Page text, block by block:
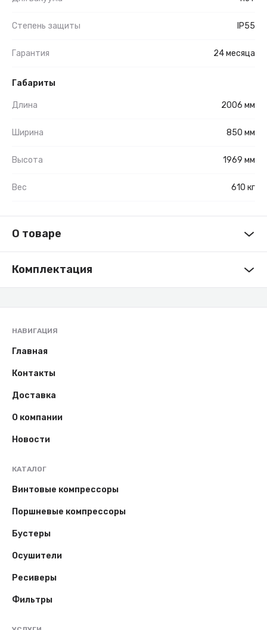
Степень защиты IP55
Гарантия 24 месяца
Габариты
Длина 2006 мм
Ширина 850 мм
Высота 1969 мм
Вес 610 кг
О товаре
Комплектация
НАВИГАЦИЯ
Главная
Контакты
Доставка
О компании
Новости
КАТАЛОГ
Винтовые компрессоры
Поршневые компрессоры
Бустеры
Осушители
Ресиверы
Фильтры